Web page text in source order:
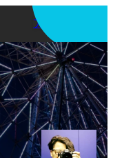
アプリを使う